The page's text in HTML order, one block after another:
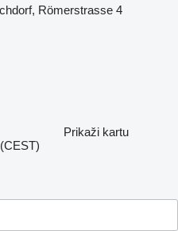
Römerstrasse 4
Prikaži kartu